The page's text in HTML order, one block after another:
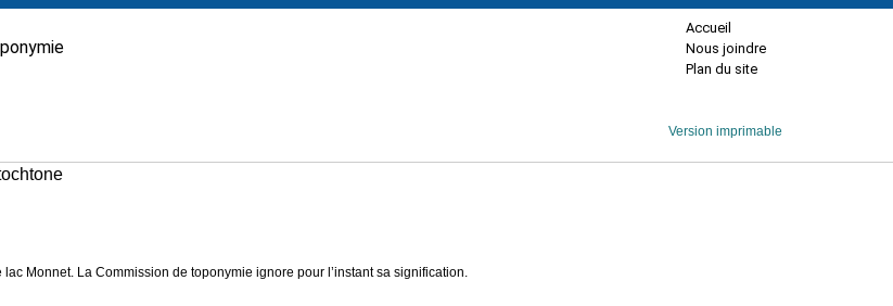
Accueil
Nous joindre
Plan du site
Version imprimable
Monnet. La Commission de toponymie ignore pour l’instant sa signification.